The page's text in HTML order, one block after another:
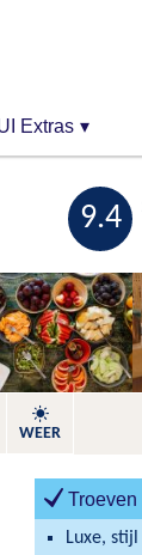
Extras ▾
9.4
WEER
Troeven
Luxe,